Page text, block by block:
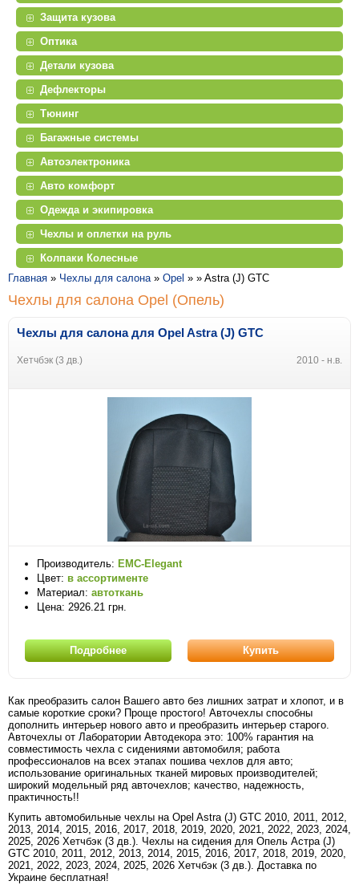
Защита кузова
Оптика
Детали кузова
Дефлекторы
Тюнинг
Багажные системы
Автоэлектроника
Авто комфорт
Одежда и экипировка
Чехлы и оплетки на руль
Колпаки Колесные
Главная » Чехлы для салона » Opel » » Astra (J) GTC
Чехлы для салона Opel (Опель)
Чехлы для салона для Opel Astra (J) GTC
Хетчбэк (3 дв.) 2010 - н.в.
Производитель: EMC-Elegant
Цвет: в ассортименте
Материал: автоткань
Цена: 2926.21 грн.
Подробнее Купить
Как преобразить салон Вашего авто без лишних затрат и хлопот, и в
самые короткие сроки? Проще простого! Авточехлы способны
дополнить интерьер нового авто и преобразить интерьер старого.
Авточехлы от Лаборатории Автодекора это: 100% гарантия на
совместимость чехла с сидениями автомобиля; работа
профессионалов на всех этапах пошива чехлов для авто;
использование оригинальных тканей мировых производителей;
широкий модельный ряд авточехлов; качество, надежность,
практичность!!
Купить автомобильные чехлы на Opel Astra (J) GTC 2010, 2011, 2012,
2013, 2014, 2015, 2016, 2017, 2018, 2019, 2020, 2021, 2022, 2023, 2024,
2025, 2026 Хетчбэк (3 дв.). Чехлы на сидения для Опель Астра (J)
GTC 2010, 2011, 2012, 2013, 2014, 2015, 2016, 2017, 2018, 2019, 2020,
2021, 2022, 2023, 2024, 2025, 2026 Хетчбэк (3 дв.). Доставка по
Украине бесплатная!